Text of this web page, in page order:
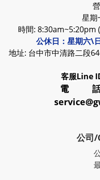
星期
時間: 8:30am~5:20pm
公休日：星期六\
地址: 台中市中清路二段
客服Line
電 話
公司/